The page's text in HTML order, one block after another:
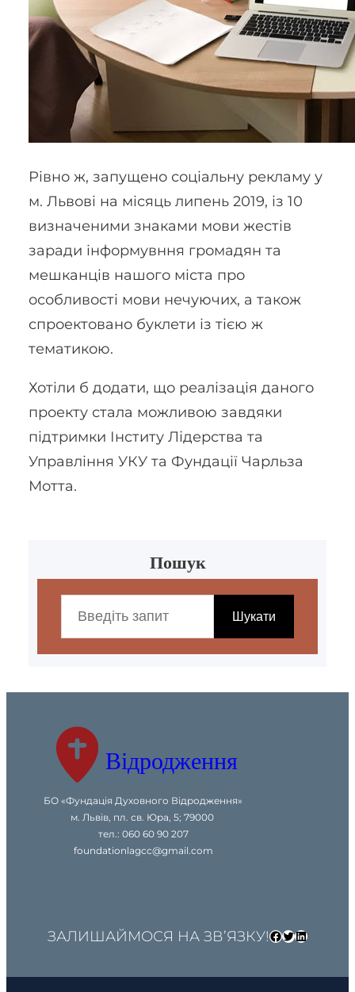
Рівно ж, запущено соціальну рекламу у
м. Львові на місяць липень 2019, із 10
визначеними знаками мови жестів
заради інформувння громадян та
мешканців нашого міста про
особливості мови нечуючих, а також
спроектовано буклети із тією ж
тематикою.
Хотіли б додати, що реалізація даного
проекту стала можливою завдяки
підтримки Інститу Лідерства та
Управління УКУ та Фундації Чарльза
Мотта.
Пошук
c
Шукати
Відродження
БО «Фундація Духовного Відродження»
м. Львів, пл. св. Юра, 5; 79000
тел.: 060 60 90 207
foundationlagcc@gmail.com
ЗАЛИШАЙМОСЯ НА ЗВ’ЯЗКУ!Facebook
Twitter
LinkedIn